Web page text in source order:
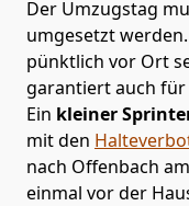
Der Umzugstag
umgesetzt
pünktlich vor Ort
garantiert auch für
Ein kleiner
mit den
nach Offenbach
einmal vor der